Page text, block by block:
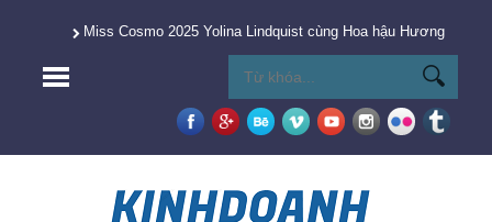
Miss Cosmo 2025 Yolina Lindquist cùng Hoa hậu Hương